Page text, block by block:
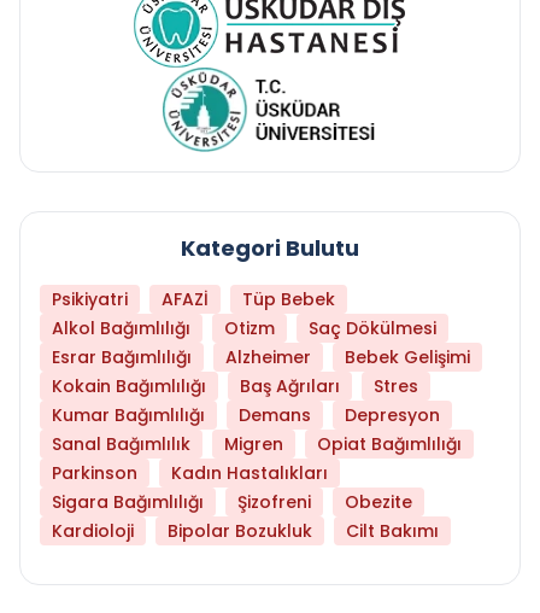
Kategori Bulutu
Psikiyatri AFAZİ
Tüp Bebek
Alkol Bağımlılığı
Otizm
Saç Dökülmesi
Esrar Bağımlılığı
Alzheimer
Bebek Gelişimi
Kokain Bağımlılığı
Baş Ağrıları
Stres
Kumar Bağımlılığı
Demans
Depresyon
Sanal Bağımlılık
Migren
Opiat Bağımlılığı
Parkinson
Kadın Hastalıkları
Sigara Bağımlılığı
Şizofreni
Obezite
Kardioloji
Bipolar Bozukluk Cilt Bakımı